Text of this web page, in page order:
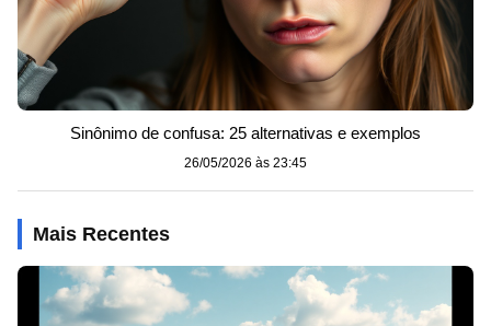
Sinônimo de confusa: 25 alternativas e exemplos
26/05/2026 às 23:45
Mais Recentes